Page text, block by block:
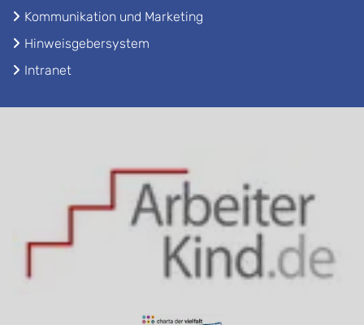
Kommunikation und Marketing
Hinweisgebersystem
Intranet